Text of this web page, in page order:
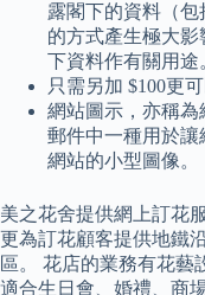
露閣下的資料（包
的方式產生極大
下資料作有關用途
只需另加 $100更
網站圖示，亦稱
郵件中一種用於
網站的小型圖像。
美之花舍提供網上訂花
更為訂花顧客提供地鐵
區。 花店的業務有花藝
適合生日會、婚禮、商